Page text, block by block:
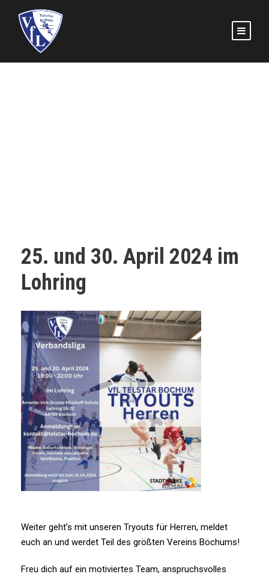
25. und 30. April 2024 im
Lohring
Weiter geht’s mit unseren Tryouts für Herren, meldet
euch an und werdet Teil des größten Vereins Bochums!
Freu dich auf ein motiviertes Team, anspruchsvolles